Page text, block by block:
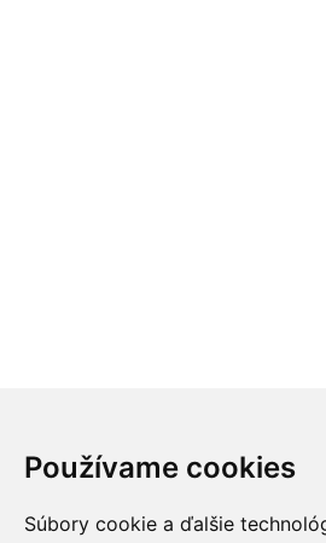
Používame cookies
Súbory cookie a ďalšie